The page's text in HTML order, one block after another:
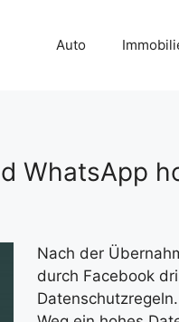
Auto
WhatsApp
Nach der
durch Facebook
Datenschutzregeln.